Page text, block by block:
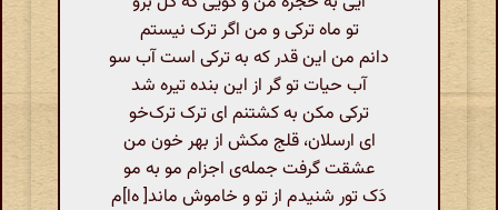
تو ماه ترکی و من اگر ترک نیستم
دانم من این قدر که به ترکی است آب سو
آب حیات تو گر از این بنده تیره شد
ترکی مکن به کشتنم ای ترک ترک‌خو
ای ارسلان، قلج مکش از بهر خون من
عشقت گرفت جمله‌ی اجزام مو به مو
دَک تور شنیدم از تو و خاموش ماند[ ه‌ا]م